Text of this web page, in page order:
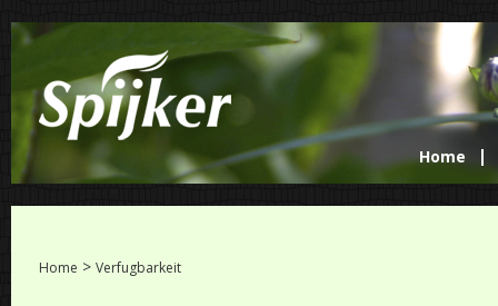
Home
Home > Verfugbarkeit